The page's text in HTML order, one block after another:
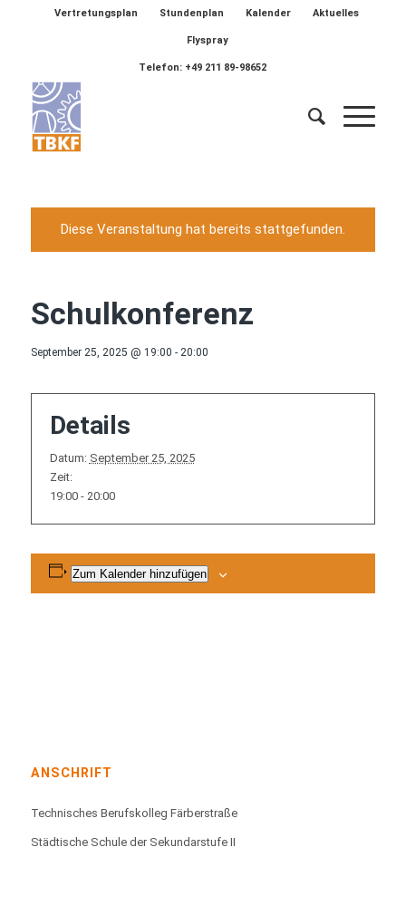
Vertretungsplan Stundenplan Kalender Aktuelles
Flyspray
Telefon: +49 211 89-98652
Diese Veranstaltung hat bereits stattgefunden.
Schulkonferenz
September 25, 2025 @ 19:00 - 20:00
Details
Datum: September 25, 2025
Zeit:
19:00 - 20:00
Zum Kalender hinzufügen
ANSCHRIFT
Technisches Berufskolleg Färberstraße
Städtische Schule der Sekundarstufe II